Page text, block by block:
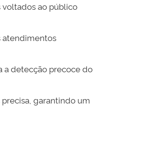
voltados ao público
atendimentos
a detecção precoce do
garantindo um